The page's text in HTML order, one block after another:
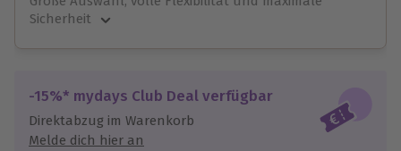
Sicherheit
Jeder Gutschein für alle Erlebnisse einlösbar.
Maximale Sicherheit
3 Jahre gültig & verlängerbar.
-15%* mydays Club Deal verfügbar
Direktabzug im Warenkorb
Melde dich hier an